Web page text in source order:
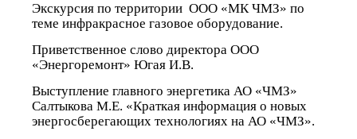
Экскурсия по территории ООО «МК ЧМЗ» по
теме инфракрасное газовое оборудование.
Приветственное слово директора ООО
«Энергоремонт» Югая И.В.
Выступление главного энергетика АО «ЧМЗ»
Салтыкова М.Е. «Краткая информация о новых
энергосберегающих технологиях на АО «ЧМЗ».